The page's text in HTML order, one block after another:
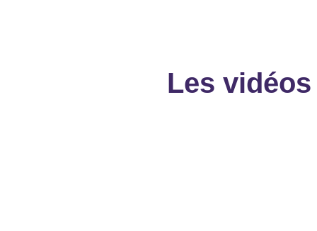
Les vidéos